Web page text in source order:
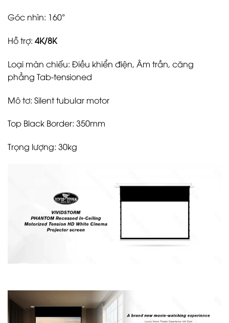
Góc nhìn: 160°
Hỗ trợ: 4K/8K
Loại màn chiếu: Điều khiển điện, Âm trần, căng
phẳng Tab-tensioned
Mô tơ: Silent tubular motor
Top Black Border: 350mm
Trọng lượng: 30kg